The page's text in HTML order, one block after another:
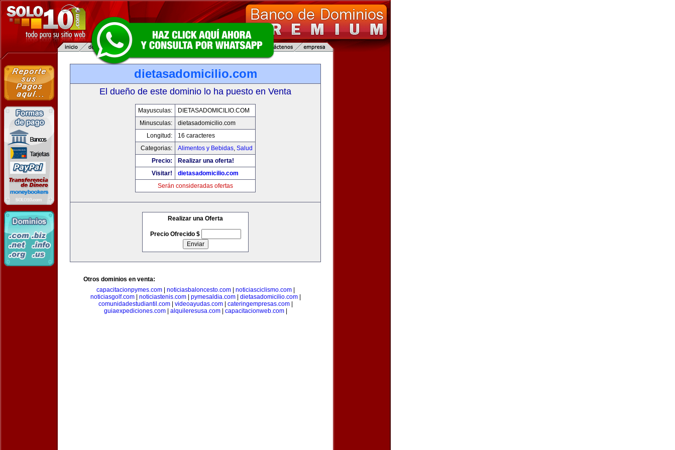
dietasadomicilio.com
El dueño de este dominio lo ha puesto en Venta
Mayusculas:
DIETASADOMICILIO.COM
Minusculas:
dietasadomicilio.com
Longitud:
16 caracteres
Categorias:
Alimentos y Bebidas, Salud
Precio:
Realizar una oferta!
Visitar!
dietasadomicilio.com
Serán consideradas ofertas
Realizar una Oferta
Precio Ofrecido $
Otros dominios en venta:
capacitacionpymes.com| noticiasbaloncesto.com| noticiasciclismo.com|
noticiasgolf.com| noticiastenis.com| pymesaldia.com| dietasadomicilio.com|
comunidadestudiantil.com| videoayudas.com| cateringempresas.com|
guiaexpediciones.com| alquileresusa.com| capacitacionweb.com|